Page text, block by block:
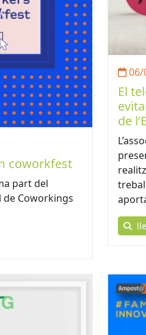
coworkfest
part del
de Coworkings
06/
El
de